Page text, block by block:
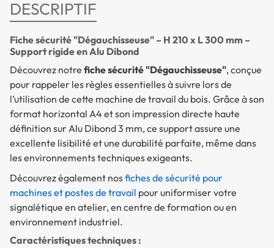
DESCRIPTIF
Fiche sécurité "Dégauchisseuse" – H 210 x L 300 mm –
Support rigide en Alu Dibond
Découvrez notre fiche sécurité "Dégauchisseuse", conçue
pour rappeler les règles essentielles à suivre lors de
l’utilisation de cette machine de travail du bois. Grâce à son
format horizontal A4 et son impression directe haute
définition sur Alu Dibond 3 mm, ce support assure une
excellente lisibilité et une durabilité parfaite, même dans
les environnements techniques exigeants.
Découvrez également nosfiches de sécurité pour
machines et postes de travail pour uniformiser votre
signalétique en atelier, en centre de formation ou en
environnement industriel.
Caractéristiques techniques :